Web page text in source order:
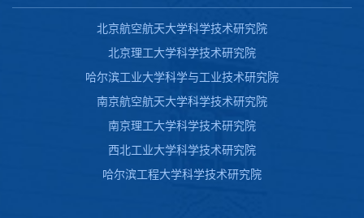
北京航空航天大学科学技术研究院
北京理工大学科学技术研究院
哈尔滨工业大学科学与工业技术研究院
南京航空航天大学科学技术研究院
南京理工大学科学技术研究院
西北工业大学科学技术研究院
哈尔滨工程大学科学技术研究院